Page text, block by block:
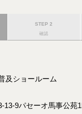
STEP 2
確認
及ショールーム
13-9パセーオ馬事公苑